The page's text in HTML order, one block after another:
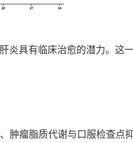
具有临床治愈的潜力。这
肿瘤脂质代谢与口服检查点